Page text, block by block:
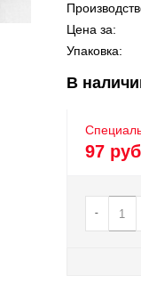
Цена за:
Упаковка:
В
97 руб
-